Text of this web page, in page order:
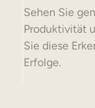
Sehen Sie
Produktivität
Sie diese
Erfolge.